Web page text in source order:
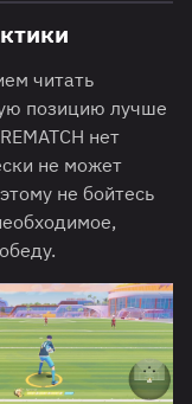
читать
позицию лучше
нет
не может
не бойтесь